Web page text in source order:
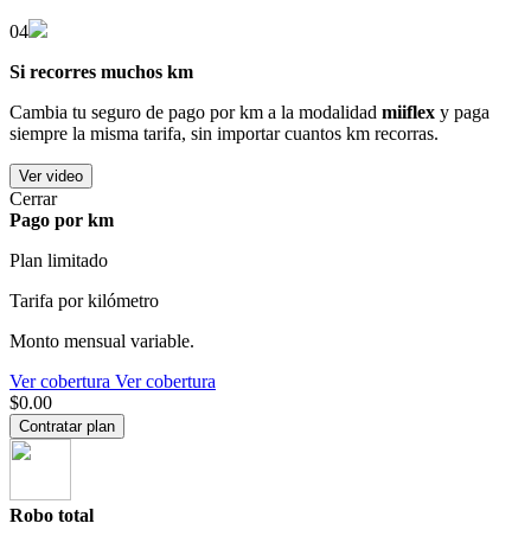
04
Si recorres muchos km
Cambia tu seguro de pago por km a la modalidad miiflex y paga
siempre la misma tarifa, sin importar cuantos km recorras.
Ver video
Cerrar
Pago por km
Plan limitado
Tarifa por kilómetro
Monto mensual variable.
Ver cobertura Ver cobertura
$0.00
Contratar plan
Robo total